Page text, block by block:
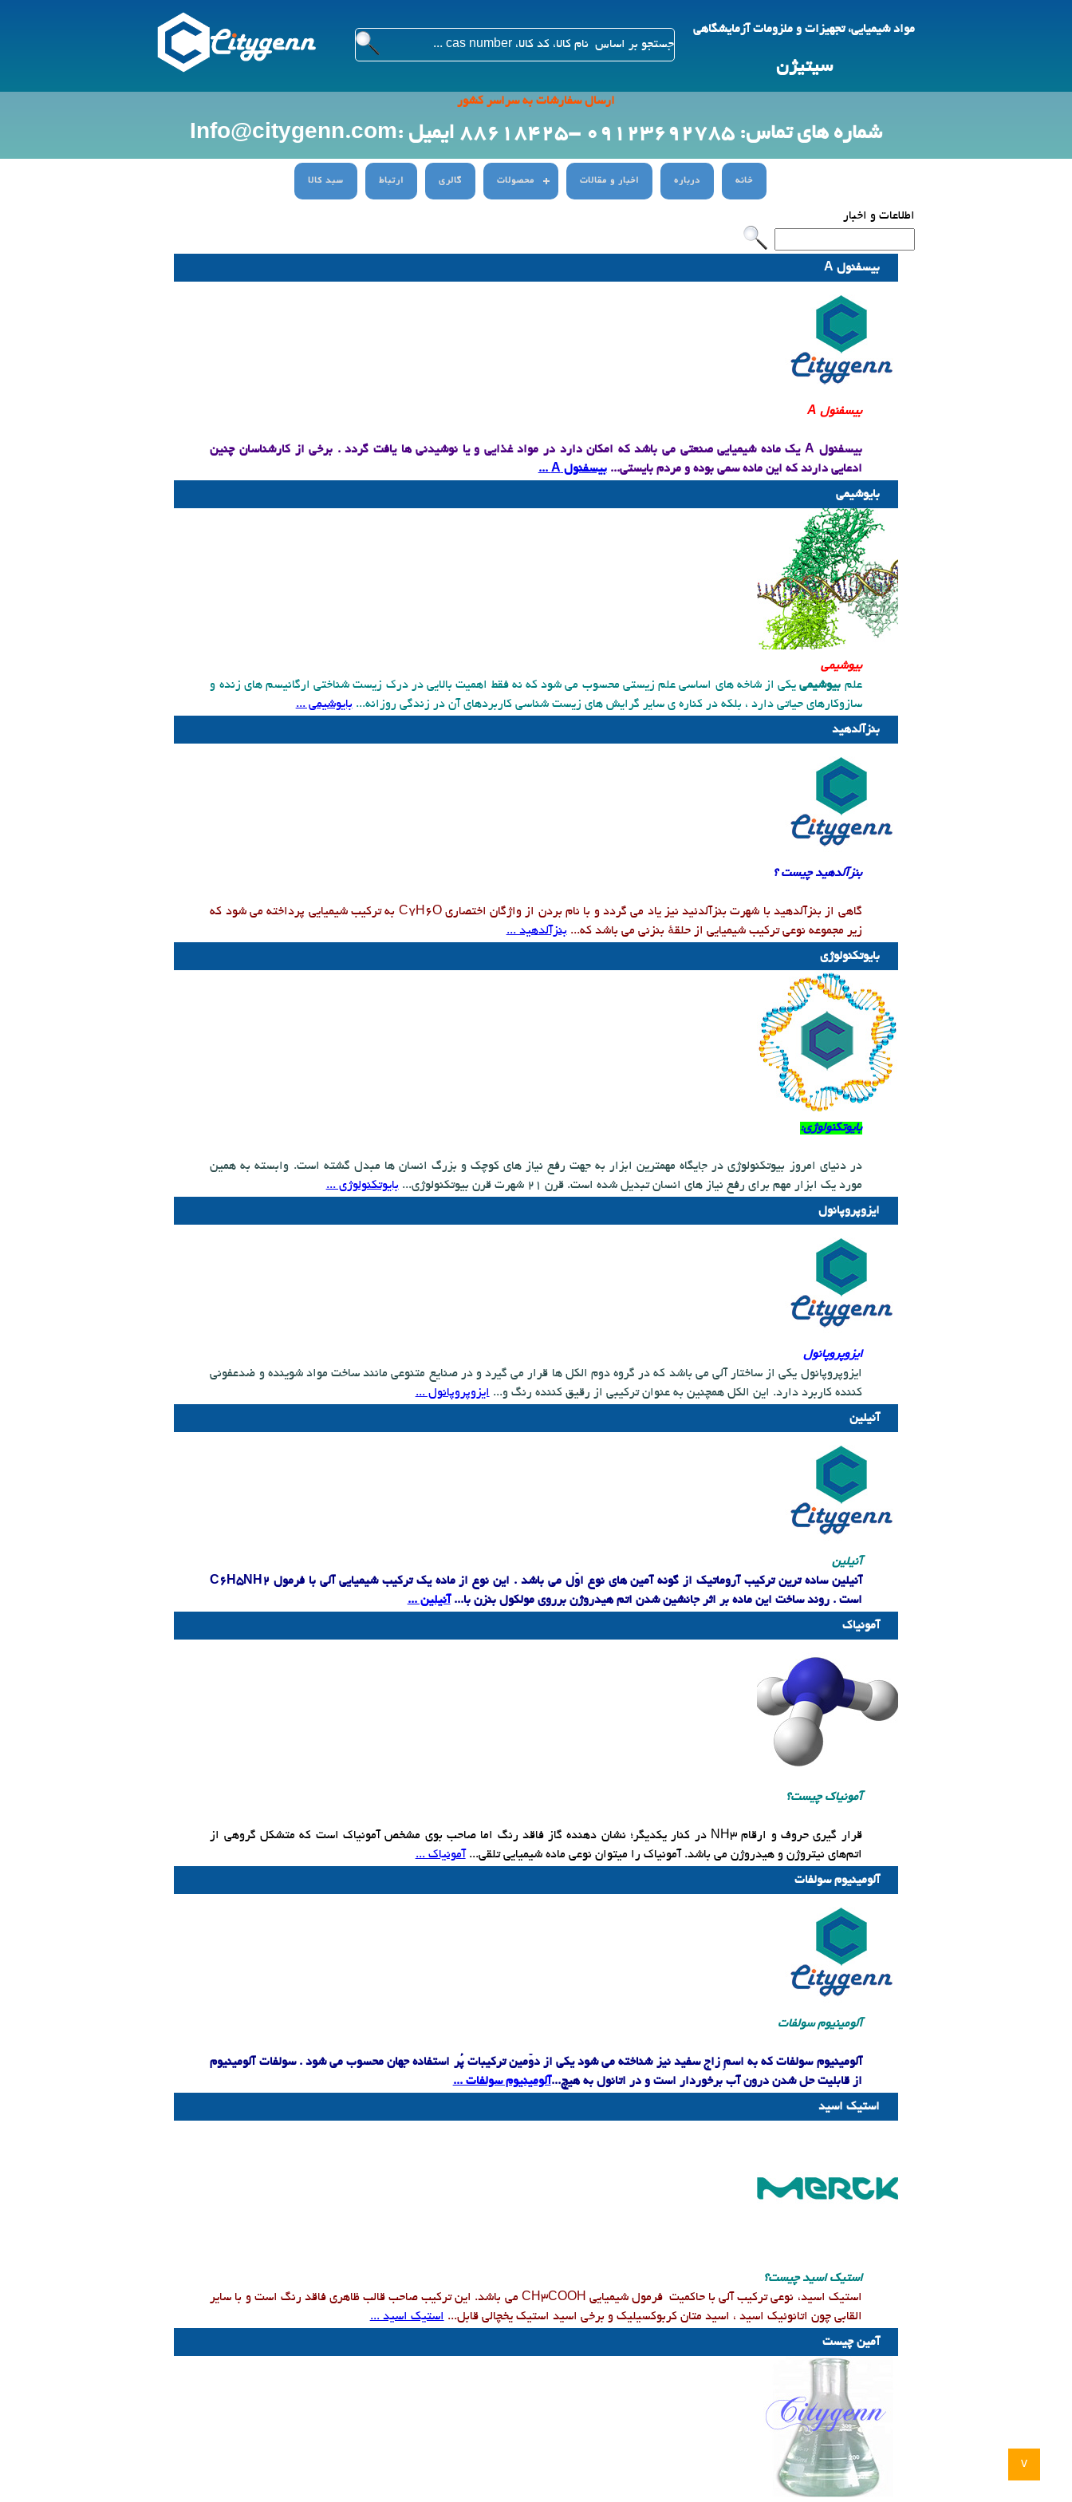
v
مواد شیمیایی، تجهیزات و ملزومات آزمایشگاهی
سیتیژن
ارسال سفارشات به سراسر کشور
شماره های تماس: 09123692785 -88618425 ایمیل :Info@citygenn.com
خانه درباره اخبار و مقالات محصولات گالری ارتباط سبد کالا
اطلاعات و اخبار
بیسفنول A
​بیسفنول A
بیسفنول Aیک ماده شیمیایی صنعتی می باشد که امکان دارد در مواد غذایی و یا نوشیدنی ها یافت گردد . برخی از کارشناسان چنین
ادعایی دارند که این ماده سمی بوده و مردم بایستی...بیسفنول A ...
بایوشیمی
بیوشیمی
علم بیوشیمی یکی از شاخه های اساسی علم زیستی محسوب می شود که نه فقط اهمیت بالایی در درک زیست شناختی ارگانیسم های زنده و
سازوکارهای حیاتی دارد ، بلکه در کناره ی سایر گرایش های زیست شناسی کاربردهای آن در زندگی روزانه... بایوشیمی ...
بنزآلدهید
بنزآلدهید چیست ؟
گاهی از بنزآلدهید با شهرت بنزآلدئید نیز یاد می گردد و با نام بردن از واژگان اختصاریC7H6O به ترکیب شیمیایی پرداخته می شود که
زیر مجموعه نوعی ترکیب شیمیایی از حلقهٔ بنزنی می باشد که... بنزآلدهید ...
بایوتکنولوژی
بایوتکنولوژی:
​در دنیای امروز بیوتکنولوژی در جایگاه مهمترین ابزار به جهت رفع نیاز های کوچک و بزرگ انسان ها مبدل گشته است. وابسته به همین
مورد یک ابزار مهم برای رفع نیاز های انسان تبدیل شده است. قرن ۲۱ شهرت قرن بیوتکنولوژی...
بایوتکنولوژی ...
ایزوپروپانول
​ایزوپروپانول
ایزوپروپانول یکی از ساختار آلی می باشد که در گروه دوم الکل ها قرار می گیرد و در صنایع متنوعی مانند ساخت مواد شوینده و ضدعفونی
کننده کاربرد دارد. این الکل همچنین به عنوان ترکیبی از رقیق کننده رنگ و... ایزوپروپانول ...
آنیلین
آنیلین
آنیلینساده ترین ترکیب آروماتیک از گونه آمین های نوع اوّل می باشد . این نوع از ماده یک ترکیب شیمیایی آلی با فرمول C6H5NH2
است . روند ساخت این ماده بر اثر جانشین شدن اتم هیدروژن برروی مولکول بنزن با... آنیلین ...
آمونیاک
آمونیاک چیست؟
قرار گیری حروف و ارقام NH3 در کنار یکدیگر؛ نشان دهنده گاز فاقد رنگ اما صاحب بوی مشخص آمونیاک است که متشکل گروهی از
اتم‌های نیتروژن و هیدروژن می باشد. آمونیاک را میتوان نوعی ماده شیمیایی تلقی... آمونیاک ...
​آلومینیوم سولفات
​آلومینیوم سولفات
آلومینیوم سولفات که به اسمِ زاج سفید نیز شناخته می شود یکی از دوّمین ترکیبات پُر استفاده جهان محسوب می شود . سولفات آلومینیوم
از قابلیت حل شدن درون آب برخوردار است و در اتانول به هیچ...​آلومینیوم سولفات ...
استیک اسید
​استیک اسید چیست؟
استیک اسید، نوعی ترکیب آلی با حاکمیت فرمول شیمیایی CH3COOH می باشد. این ترکیب صاحب قالب ظاهری فاقد رنگ است و با سایر
القابی چون اتانوئیک اسید ، اسید متان کربوکسیلیک و برخی اسید استیک یخچالی قابل... استیک اسید ...
آمین چیست